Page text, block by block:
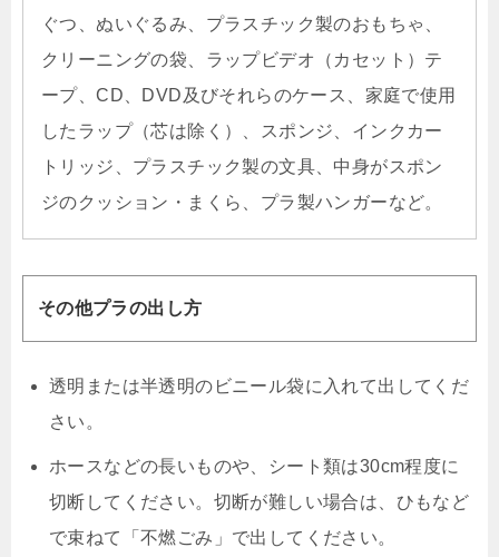
ぐつ、ぬいぐるみ、プラスチック製のおもちゃ、
クリーニングの袋、ラップビデオ（カセット）テ
ープ、CD、DVD及びそれらのケース、家庭で使用
したラップ（芯は除く）、スポンジ、インクカー
トリッジ、プラスチック製の文具、中身がスポン
ジのクッション・まくら、プラ製ハンガーなど。
その他プラの出し方
透明または半透明のビニール袋に入れて出してくだ
さい。
ホースなどの長いものや、シート類は30cm程度に
切断してください。切断が難しい場合は、ひもなど
で束ねて「不燃ごみ」で出してください。